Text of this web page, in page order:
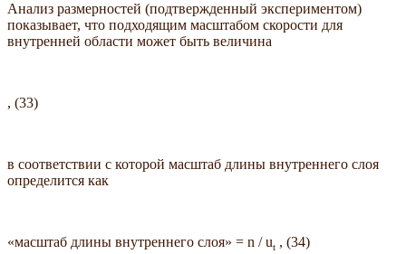
Анализ размерностей (подтвержденный экспериментом)
показывает, что подходящим масштабом скорости для
внутренней области может быть величина
, (33)
в соответствии с которой масштаб длины внутреннего слоя
определится как
«масштаб длины внутреннего слоя» = n / ut , (34)